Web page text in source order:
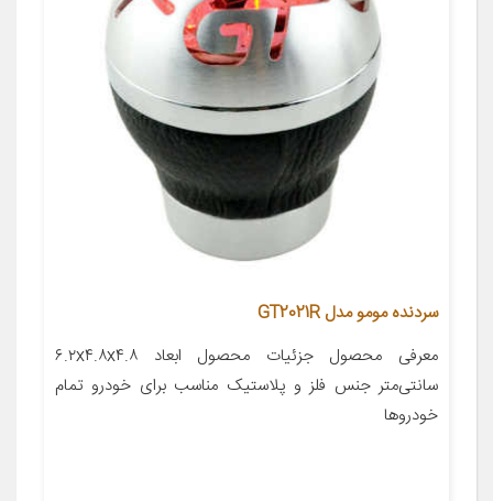
سردنده مومو مدل GT2021R
معرفی محصول جزئیات محصول ابعاد ۶.۲x۴.۸x۴.۸
سانتی‌متر جنس فلز و پلاستیک مناسب برای خودرو تمام
خودروها